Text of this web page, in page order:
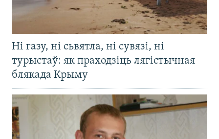
Ні газу, ні сьвятла, ні сувязі, ні
турыстаў: як праходзіць лягістычная
блякада Крыму